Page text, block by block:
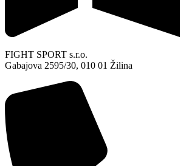
FIGHT SPORT s.r.o.
Gabajova 2595/30, 010 01 Žilina